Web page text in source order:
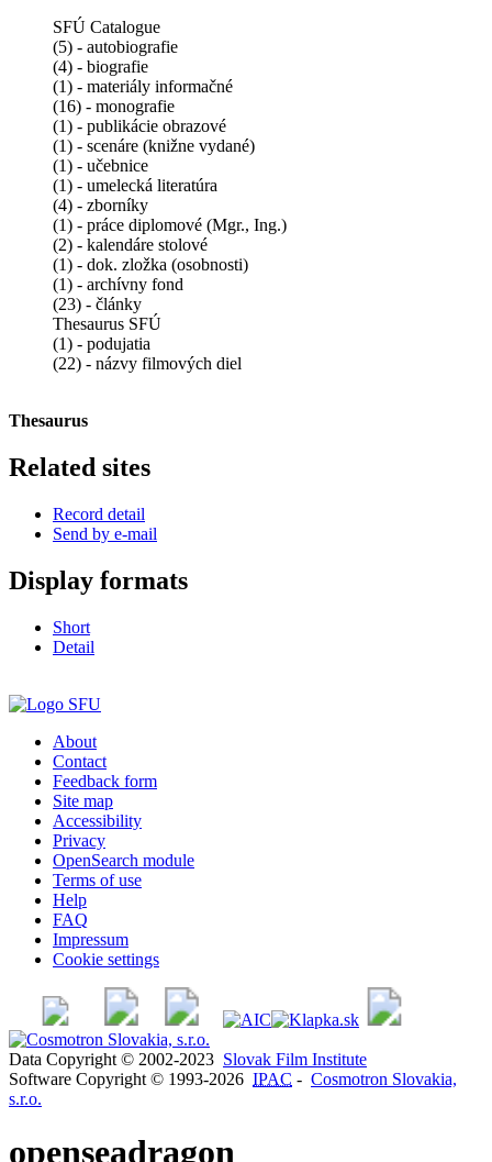
SFÚ Catalogue
(5) - autobiografie
(4) - biografie
(1) - materiály informačné
(16) - monografie
(1) - publikácie obrazové
(1) - scenáre (knižne vydané)
(1) - učebnice
(1) - umelecká literatúra
(4) - zborníky
(1) - práce diplomové (Mgr., Ing.)
(2) - kalendáre stolové
(1) - dok. zložka (osobnosti)
(1) - archívny fond
(23) - články
Thesaurus SFÚ
(1) - podujatia
(22) - názvy filmových diel
Thesaurus
Related sites
Record detail
Send by e-mail
Display formats
Short
Detail
About
Contact
Feedback form
Site map
Accessibility
Privacy
OpenSearch module
Terms of use
Help
FAQ
Impressum
Cookie settings
Data Copyright © 2002-2023 Slovak Film Institute
Software Copyright © 1993-2026 IPAC - Cosmotron Slovakia,
s.r.o.
openseadragon